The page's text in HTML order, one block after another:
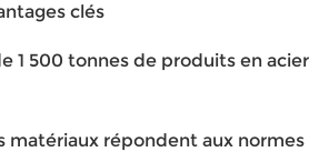
clés
1 500 tonnes de produits en acier
matériaux répondent aux normes